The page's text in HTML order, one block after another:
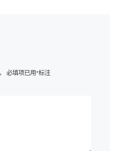
必填项已用*标注